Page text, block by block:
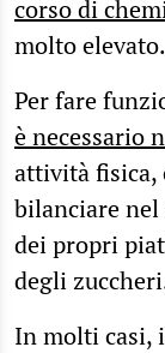
corso di
molto elevato.
Per fare
è necessario
attività fisica,
bilanciare
dei propri
degli
In molti casi,